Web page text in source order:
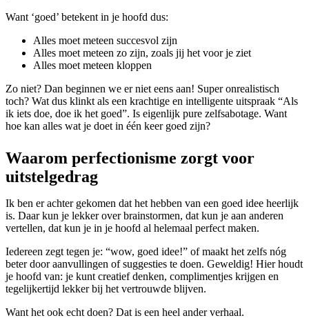
Want ‘goed’ betekent in je hoofd dus:
Alles moet meteen succesvol zijn
Alles moet meteen zo zijn, zoals jij het voor je ziet
Alles moet meteen kloppen
Zo niet? Dan beginnen we er niet eens aan! Super onrealistisch
toch? Wat dus klinkt als een krachtige en intelligente uitspraak “Als
ik iets doe, doe ik het goed”. Is eigenlijk pure zelfsabotage. Want
hoe kan alles wat je doet in één keer goed zijn?
Waarom perfectionisme zorgt voor
uitstelgedrag
Ik ben er achter gekomen dat het hebben van een goed idee heerlijk
is. Daar kun je lekker over brainstormen, dat kun je aan anderen
vertellen, dat kun je in je hoofd al helemaal perfect maken.
Iedereen zegt tegen je: “wow, goed idee!” of maakt het zelfs nóg
beter door aanvullingen of suggesties te doen. Geweldig! Hier houdt
je hoofd van: je kunt creatief denken, complimentjes krijgen en
tegelijkertijd lekker bij het vertrouwde blijven.
Want het ook echt doen? Dat is een heel ander verhaal.